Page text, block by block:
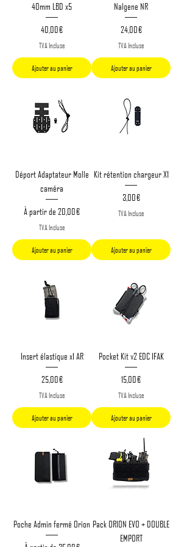
40mm LBD x5
Prix
40,00 €
TVA Incluse
Ajouter au panier
Nalgene NR
Prix
24,00 €
TVA Incluse
Ajouter au panier
Déport Adaptateur Molle
caméra
À partir de 20,00 €
Prix promotionnel
TVA Incluse
Ajouter au panier
Kit rétention chargeur X1
Prix
3,00 €
TVA Incluse
Ajouter au panier
Insert élastique x1 AR
Prix
25,00 €
TVA Incluse
Ajouter au panier
Pocket Kit v2 EDC IFAK
Prix
15,00 €
TVA Incluse
Ajouter au panier
Poche Admin fermé Orion Pack ORION EVO + DOUBLE
EMPORT